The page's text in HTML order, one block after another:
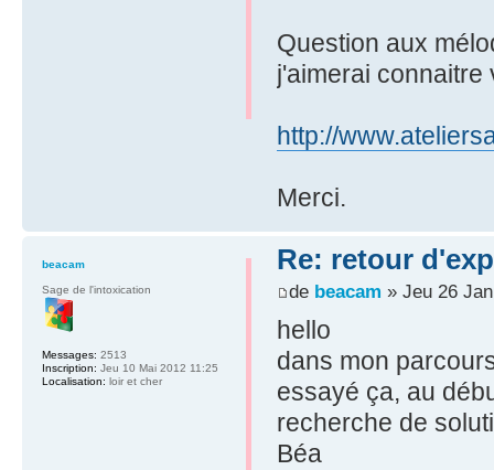
Question aux
j'aimerai connaitre
http://
Merci.
Re: retour
de beacam » Jeu 26
hello
dans mon
essayé ça, au
recherche de
Béa
beacam
Sage de l'intoxication
Messages: 2513
Inscription: Jeu 10 Mai 2012 11:25
Localisation: loir et cher